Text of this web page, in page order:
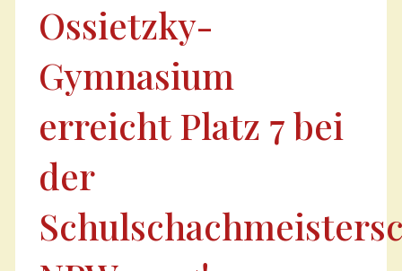
Ossietzky-
Gymnasium
erreicht Platz 7 bei
der